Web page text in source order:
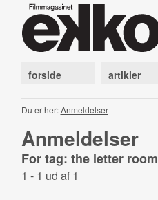
forside artikler
Du er her:Anmeldelser
Anmeldelser
For tag: the letter room
1 - 1 ud af 1